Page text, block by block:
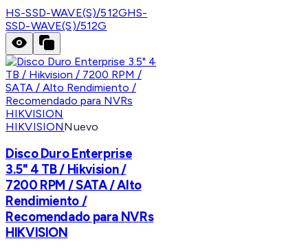
HS-SSD-WAVE(S)/512GHS-
SSD-WAVE(S)/512G
HIKVISIONNuevo
Disco Duro Enterprise
3.5" 4 TB / Hikvision /
7200 RPM / SATA / Alto
Rendimiento /
Recomendado para NVRs
HIKVISION